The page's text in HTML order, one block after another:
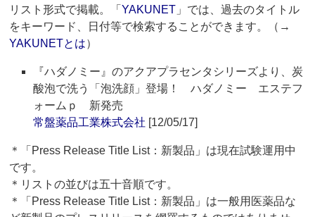
リスト形式で掲載。「YAKUNET 」では、過去のタイトル
をキーワード、日付等で検索することができます。（→
YAKUNETとは）
『ハダノミー』のアクアプラセンタシリーズより、炭
酸泡で洗う「泡洗顔」登場！ ハダノミー エステフ
ォームｐ 新発売
常盤薬品工業株式会社 [12/05/17]
＊「Press Release Title List：新製品」は現在試験運用中
です。
＊リストの並びは五十音順です。
＊「Press Release Title List：新製品」は一般用医薬品な